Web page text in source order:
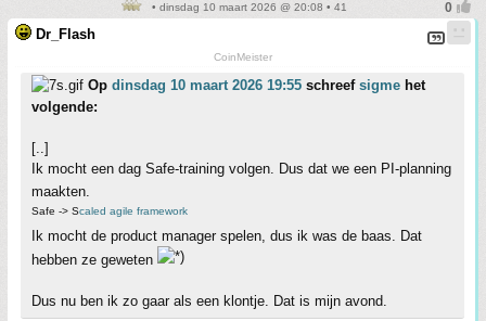
• dinsdag 10 maart 2026 @ 20:08 • 41
Dr_Flash
CoinMeister
Op dinsdag 10 maart 2026 19:55 schreef sigme het
volgende:
[..]
Ik mocht een dag Safe-training volgen. Dus dat we een PI-planning
maakten.
Safe -> Scaled agile framework
Ik mocht de product manager spelen, dus ik was de baas. Dat
hebben ze geweten
Dus nu ben ik zo gaar als een klontje. Dat is mijn avond.